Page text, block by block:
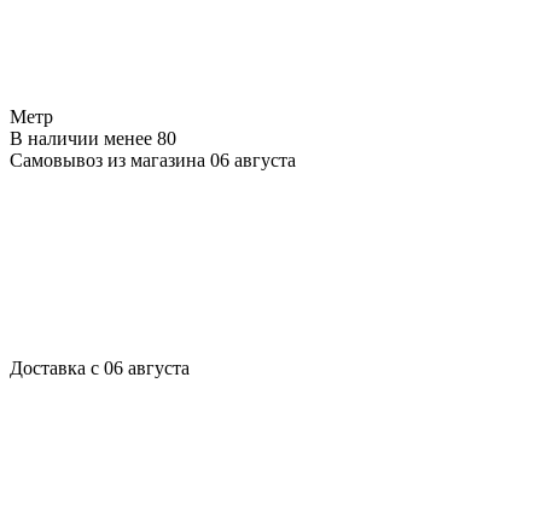
Метр
В наличии менее 80
Самовывоз из магазина 06 августа
Доставка с 06 августа